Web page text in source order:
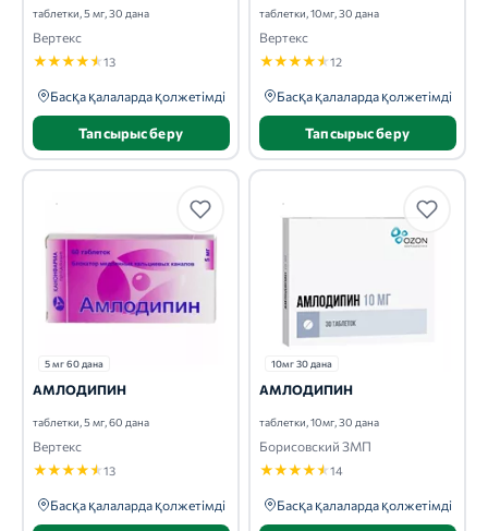
таблетки, 5 мг, 30 дана
Вертекс
★★★★★13
Басқа қалаларда қолжетімді
Тапсырыс беру
таблетки, 10мг, 30 дана
Вертекс
★★★★★12
Басқа қалаларда қолжетімді
Тапсырыс беру
5 мг 60 дана
АМЛОДИПИН
таблетки, 5 мг, 60 дана
Вертекс
★★★★★13
Басқа қалаларда қолжетімді
10мг 30 дана
АМЛОДИПИН
таблетки, 10мг, 30 дана
Борисовский ЗМП
★★★★★14
Басқа қалаларда қолжетімді